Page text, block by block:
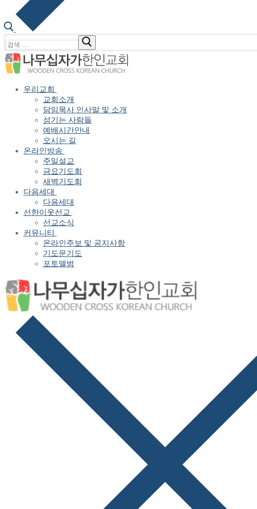
색
:
우리교회
교회소개
담임목사 인사말 및 소개
섬기는 사람들
예배시간안내
오시는 길
온라인방송
주일설교
금요기도회
새벽기도회
다음세대
다음세대
선한이웃선교
선교소식
커뮤니티
온라인주보 및 공지사항
기도문기도
포토앨범